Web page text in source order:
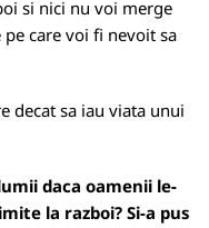
si nici nu voi merge
care voi fi nevoit sa
decat sa iau viata unui
daca oamenii le-
la razboi? Si-a pus